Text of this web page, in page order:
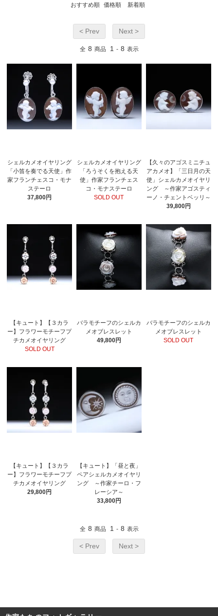
おすすめ順 価格順 新着順
< Prev Next >
全 8 商品 1 - 8 表示
シェルカメオイヤリング
「小笛を奏でる天使」作
家フランチェスコ・モナ
ステーロ
37,800円
シェルカメオイヤリング
「ろうそくを抱える天
使」作家フランチェス
コ・モナステーロ
SOLD OUT
【久々のアゴスミニチュ
アカメオ】「三日月の天
使」シェルカメオイヤリ
ング ～作家アゴスティ
ーノ・チェントベッリ～
39,800円
【キュート】【３カラ
ー】フラワーモチーフプ
チカメオイヤリング
SOLD OUT
バラモチーフのシェルカ
メオブレスレット
49,800円
バラモチーフのシェルカ
メオブレスレット
SOLD OUT
【キュート】【３カラ
ー】フラワーモチーフプ
チカメオイヤリング
29,800円
【キュート】「昼と夜」
ペアシェルカメオイヤリ
ング ～作家チーロ・フ
レーシア～
33,800円
全 8 商品 1 - 8 表示
< Prev Next >